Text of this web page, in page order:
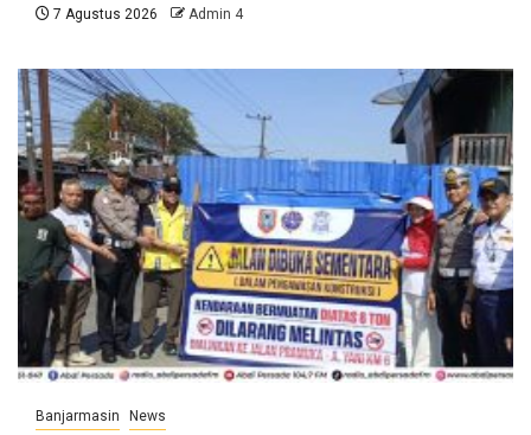
7 Agustus 2026 Admin 4
Banjarmasin News